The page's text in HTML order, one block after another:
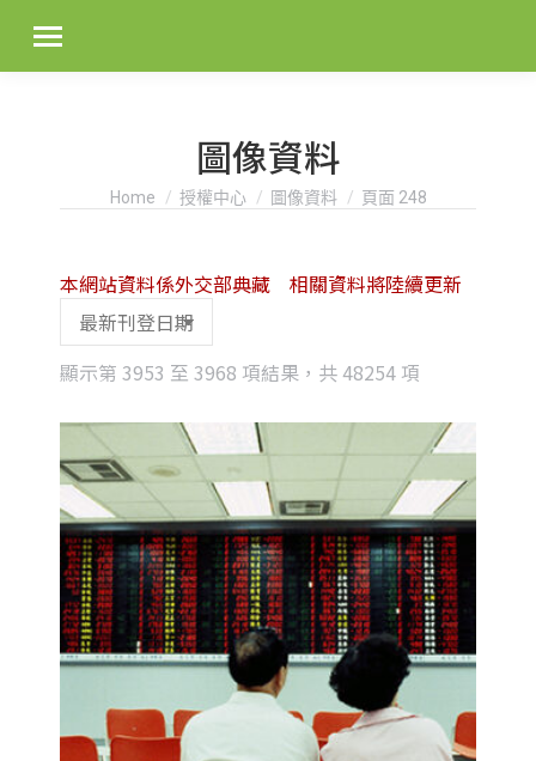
圖像資料
You are here:
Home 授權中心 圖像資料 頁面 248
顯示第 3953 至 3968 項結果，共 48254 項
latest
本網站資料係外交部典藏 相關資料將陸續更新